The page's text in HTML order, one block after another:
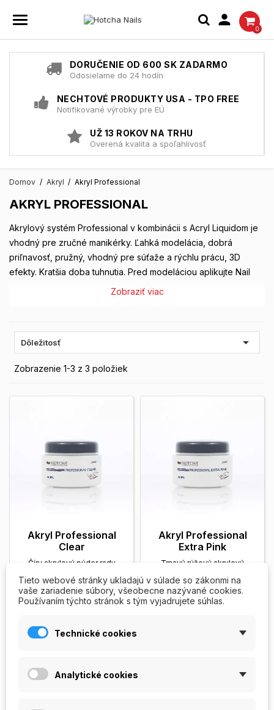

0
DORUČENIE OD 600 SK ZADARMO
Odosielame do 24 hodín
NECHTOVÉ PRODUKTY USA - TPO FREE
Notifikované výrobky pre EÚ
UŽ 13 ROKOV NA TRHU
Overená kvalita a spoľahlivosť
Domov Akryl Akryl Professional
AKRYL PROFESSIONAL
Akrylový systém Professional v kombinácii s Acryl Liquidom je
vhodný pre zručné manikérky. Ľahká modelácia, dobrá
priľnavosť, pružný, vhodný pre súťaže a rýchlu prácu, 3D
efekty. Kratšia doba tuhnutia. Pred modeláciou aplikujte Nail
Prep a Primer. Nie je určený do UV lampy.
Zobraziť viac
Dôležitosť 
Zobrazenie 1-3 z 3 položiek
Akryl Professional
Clear
Číry akrylový púder rady
má dlhu trvanlivosť a
vynikajúcu...Zobrazit viac
129,00 Kč
15ml
30ml

PRIDAŤ DO
Akryl Professional
Extra Pink
Tmavý rúžový akrylový
tuhnutia, vytvára prirodzený
vzhľad nechtov. Ľahká...
Zobrazit viac
129,00 Kč
Tieto webové stránky ukladajú v súlade so zákonmi na
vaše zariadenie súbory, všeobecne nazývané cookies.
Používaním týchto stránok s tým vyjadrujete súhlas.
Technické cookies
Analytické cookies